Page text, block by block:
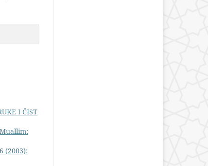
I ČIST
(2003):